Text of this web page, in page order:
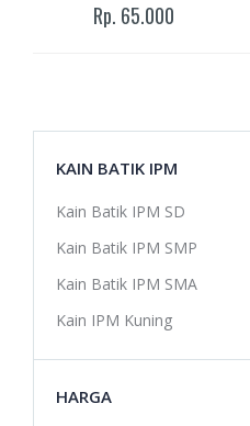
Rp. 65.000
KAIN BATIK IPM
Kain Batik IPM SD
Kain Batik IPM SMP
Kain Batik IPM SMA
Kain IPM Kuning
HARGA